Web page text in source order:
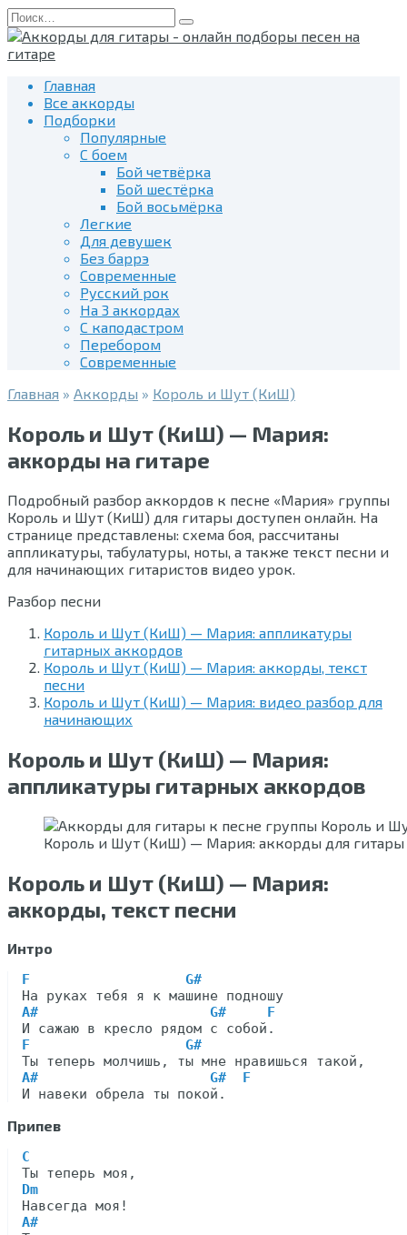
Перейти
к
содержанию
Search
for:
Главная
Все аккорды
Подборки
Популярные
С боем
Бой четвёрка
Бой шестёрка
Бой восьмёрка
Легкие
Для девушек
Без баррэ
Современные
Русский рок
На 3 аккордах
С каподастром
Перебором
Современные
Главная » Аккорды » Король и Шут (КиШ)
Король и Шут (КиШ) — Мария:
аккорды на гитаре
Подробный разбор аккордов к песне «Мария» группы
Король и Шут (КиШ) для гитары доступен онлайн. На
странице представлены: схема боя, рассчитаны
аппликатуры, табулатуры, ноты, а также текст песни и
для начинающих гитаристов видео урок.
Разбор песни
Король и Шут (КиШ) — Мария: аппликатуры
гитарных аккордов
Король и Шут (КиШ) — Мария: аккорды, текст
песни
Король и Шут (КиШ) — Мария: видео разбор для
начинающих
Король и Шут (КиШ) — Мария:
аппликатуры гитарных аккордов
Король и Шут (КиШ) — Мария: аккорды для гитары
Король и Шут (КиШ) — Мария:
аккорды, текст песни
Интро
F                   G#
A#                     G#     F
F                   G#
A#                     G#  F
Припев
C
Dm
A#